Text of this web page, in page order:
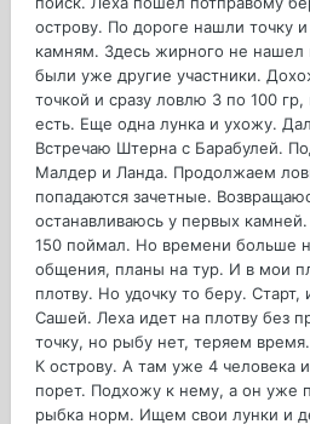
острову. По дороге нашли точку
камням. Здесь жирного не нашел
были уже другие участники.
точкой и сразу ловлю 3 по 100
есть. Еще одна лунка и ухожу.
Встречаю Штерна с Барабулей.
Малдер и Ланда. Продолжаем
попадаются зачетные.
останавливаюсь у первых
150 поймал. Но времени больше
общения, планы на тур. И в мои
плотву. Но удочку то беру.
Сашей. Леха идет на плотву без
точку, но рыбу нет, теряем
К острову. А там уже 4 человека
порет. Подхожу к нему, а он уже
рыбка норм. Ищем свои лунки и